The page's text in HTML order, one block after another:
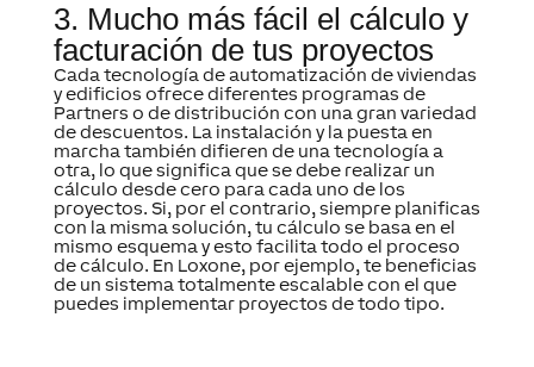
3. Mucho más fácil el cálculo y
facturación de tus proyectos
Cada tecnología de automatización de viviendas
y edificios ofrece diferentes programas de
Partners o de distribución con una gran variedad
de descuentos. La instalación y la puesta en
marcha también difieren de una tecnología a
otra, lo que significa que se debe realizar un
cálculo desde cero para cada uno de los
proyectos. Si, por el contrario, siempre planificas
con la misma solución, tu cálculo se basa en el
mismo esquema y esto facilita todo el proceso
de cálculo. En Loxone, por ejemplo, te beneficias
de un sistema totalmente escalable con el que
puedes implementar proyectos de todo tipo.